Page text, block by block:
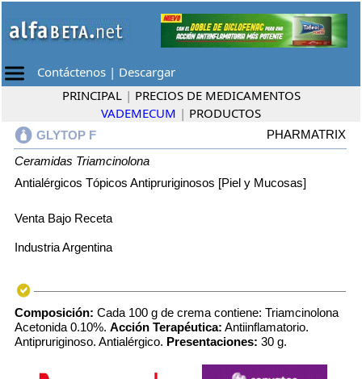
Contáctenos | Descargar
PRINCIPAL | PRECIOS DE MEDICAMENTOS
VADEMECUM | PRODUCTOS
GLYTOP F
PHARMATRIX
Ceramidas Triamcinolona
Antialérgicos Tópicos Antipruriginosos [Piel y Mucosas]
Venta Bajo Receta
Industria Argentina
Composición: Cada 100 g de crema contiene: Triamcinolona
Acetonida 0.10%. Acción Terapéutica: Antiinflamatorio.
Antipruriginoso. Antialérgico. Presentaciones: 30 g.